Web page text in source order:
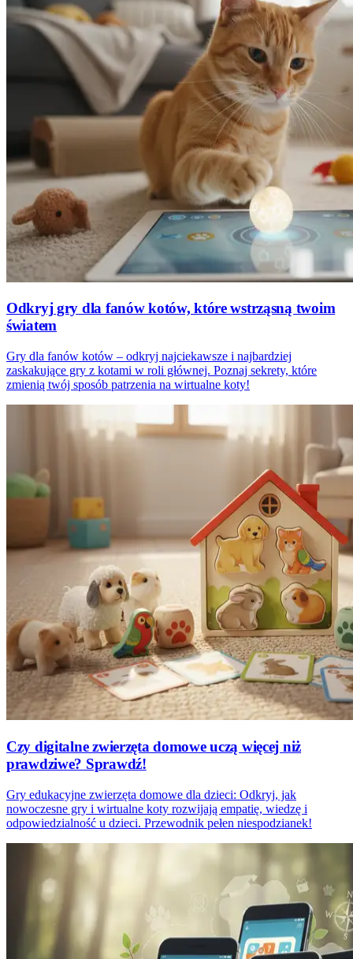
Odkryj gry dla fanów kotów, które wstrząsną twoim
światem
Gry dla fanów kotów – odkryj najciekawsze i najbardziej
zaskakujące gry z kotami w roli głównej. Poznaj sekrety, które
zmienią twój sposób patrzenia na wirtualne koty!
Czy digitalne zwierzęta domowe uczą więcej niż
prawdziwe? Sprawdź!
Gry edukacyjne zwierzęta domowe dla dzieci: Odkryj, jak
nowoczesne gry i wirtualne koty rozwijają empatię, wiedzę i
odpowiedzialność u dzieci. Przewodnik pełen niespodzianek!